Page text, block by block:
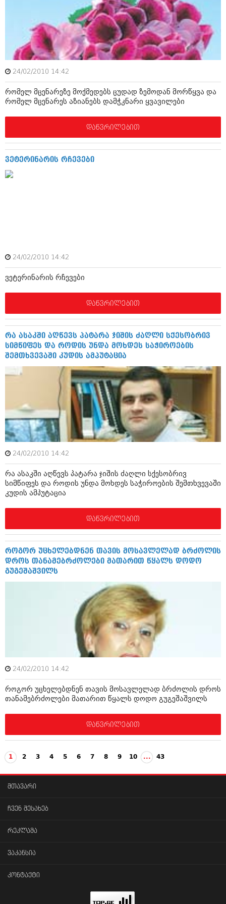
მარტი 2014 (413)
თებერვალი 2014 (318)
იანვარი 2014 (297)
დეკემბერი 2013 (365)
ნოემბერი 2013 (279)
ოქტომბერი 2013 (256)
აგვისტო 2013 (89)
ივლისი 2013 (182)
ივნისი 2013 (212)
მაისი 2013 (259)
მარტი 2013 (352)
იანვარი 2013 (334)
ნოემბერი 2012 (295)
თებერვალი 2012 (376)
ნოემბერი 2011 (471)
სექტემბერი 2011 (407)
აგვისტო 2011 (249)
ივლისი 2011 (400)
ივნისი 2011 (438)
მაისი 2011 (415)
აპრილი 2011 (294)
მარტი 2011 (654)
თებერვალი 2011 (329)
იანვარი 2011 (647)
(157)
დეკემბერი 2010 (881)
ნოემბერი 2010 (422)
ოქტომბერი 2010 (341)
სექტემბერი 2010 (449)
აგვისტო 2010 (461)
ივნისი 2010 (685)
მაისი 2010 (232)
აპრილი 2010 (229)
მარტი 2010 (454)
თებერვალი 2010 (421)
იანვარი 2010 (422)
დეკემბერი 2009 (510)
ოქტომბერი 2009 (382)
სექტემბერი 2009 (541)
აგვისტო 2009 (14)
ივლისი 2009 (118)
დეკემბერი 0215 (1)
ოქტომბერი 0215 (1)
აგვისტო 0215 (2)
აგვისტო 0212 (1)
ივნისი 0212 (2)
ნოემბერი 0201 (1)
24/02/2010 14:42
რომელ მცენარეზე მოქმედებს ცუდად ზემოდან მორწყვა და
რომელ მცენარეს აზიანებს დამჭკნარი ყვავილები
დაწვრილებით
ვეტერინარის რჩევები
24/02/2010 14:42
ვეტერინარის რჩევები
დაწვრილებით
რა ასაკში აღწევს პატარა ჯიშის ძაღლი სქესობრივ
სიმწიფეს და როდის უნდა მოხდეს საჭიროების
შემთხვევაში კუდის ამპუტაცია
24/02/2010 14:42
რა ასაკში აღწევს პატარა ჯიშის ძაღლი სქესობრივ
სიმწიფეს და როდის უნდა მოხდეს საჭიროების შემთხვევაში
კუდის ამპუტაცია
დაწვრილებით
როგორ უცხელებდნენ თავის მოსავლელად ბრძოლის
დროს თანამებრძოლები მათარით წყალს დოდო
გუგეშაშვილს
24/02/2010 14:42
როგორ უცხელებდნენ თავის მოსავლელად ბრძოლის დროს
თანამებრძოლები მათარით წყალს დოდო გუგეშაშვილს
დაწვრილებით
1 2 3 4 5 6 7 8 9 10 ... 43
მთავარი
ჩვენ შესახებ
რეკლამა
ვაკანსია
კონტაქტი